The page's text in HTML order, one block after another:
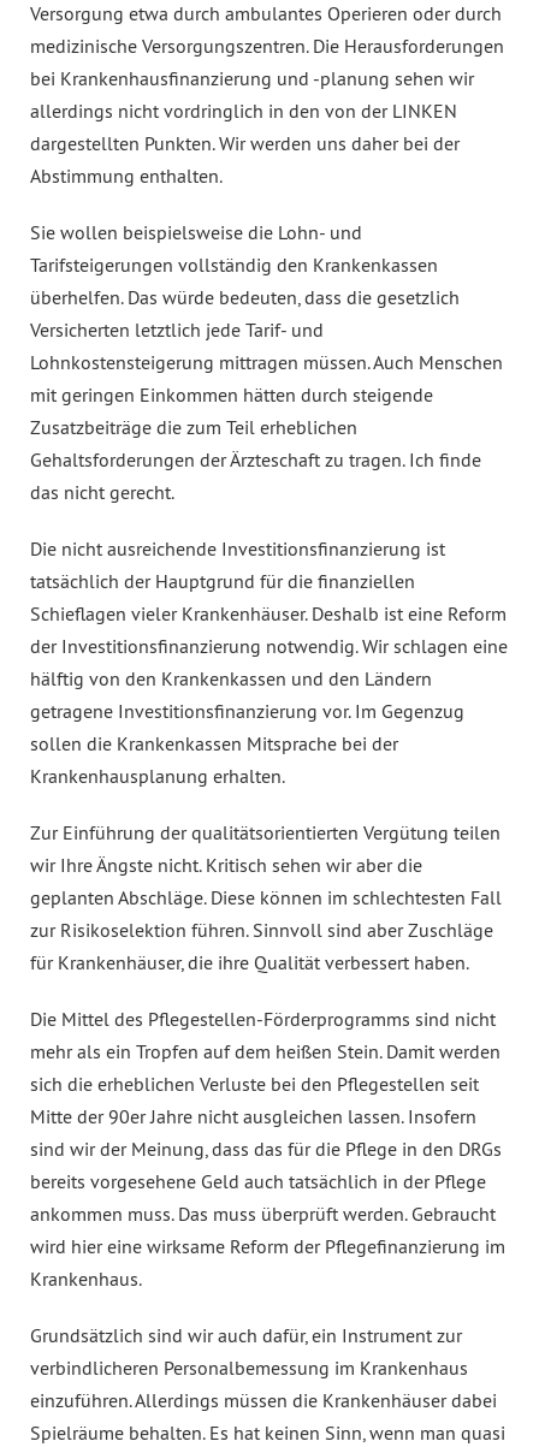
Versorgung etwa durch ambulantes Operieren oder durch
medizinische Versorgungszentren. Die Herausforderungen
bei Krankenhausfinanzierung und -planung sehen wir
allerdings nicht vordringlich in den von der LINKEN
dargestellten Punkten. Wir werden uns daher bei der
Abstimmung enthalten.
Sie wollen beispielsweise die Lohn- und
Tarifsteigerungen vollständig den Krankenkassen
überhelfen. Das würde bedeuten, dass die gesetzlich
Versicherten letztlich jede Tarif- und
Lohnkostensteigerung mittragen müssen. Auch Menschen
mit geringen Einkommen hätten durch steigende
Zusatzbeiträge die zum Teil erheblichen
Gehaltsforderungen der Ärzteschaft zu tragen. Ich finde
das nicht gerecht.
Die nicht ausreichende Investitionsfinanzierung ist
tatsächlich der Hauptgrund für die finanziellen
Schieflagen vieler Krankenhäuser. Deshalb ist eine Reform
der Investitionsfinanzierung notwendig. Wir schlagen eine
hälftig von den Krankenkassen und den Ländern
getragene Investitionsfinanzierung vor. Im Gegenzug
sollen die Krankenkassen Mitsprache bei der
Krankenhausplanung erhalten.
Zur Einführung der qualitätsorientierten Vergütung teilen
wir Ihre Ängste nicht. Kritisch sehen wir aber die
geplanten Abschläge. Diese können im schlechtesten Fall
zur Risikoselektion führen. Sinnvoll sind aber Zuschläge
für Krankenhäuser, die ihre Qualität verbessert haben.
Die Mittel des Pflegestellen-Förderprogramms sind nicht
mehr als ein Tropfen auf dem heißen Stein. Damit werden
sich die erheblichen Verluste bei den Pflegestellen seit
Mitte der 90er Jahre nicht ausgleichen lassen. Insofern
sind wir der Meinung, dass das für die Pflege in den DRGs
bereits vorgesehene Geld auch tatsächlich in der Pflege
ankommen muss. Das muss überprüft werden. Gebraucht
wird hier eine wirksame Reform der Pflegefinanzierung im
Krankenhaus.
Grundsätzlich sind wir auch dafür, ein Instrument zur
verbindlicheren Personalbemessung im Krankenhaus
einzuführen. Allerdings müssen die Krankenhäuser dabei
Spielräume behalten. Es hat keinen Sinn, wenn man quasi